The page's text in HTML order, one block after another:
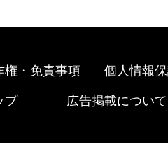
権・免責事項 個人情報
プ 広告掲載について